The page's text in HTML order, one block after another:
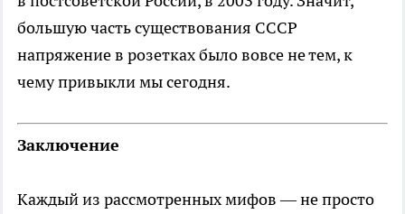
большую часть существования СССР
напряжение в розетках было вовсе не тем, к
чему привыкли мы сегодня.
Заключение
Каждый из рассмотренных мифов — не просто